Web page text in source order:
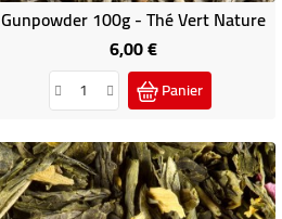
Gunpowder 100g - Thé Vert Nature
6,00 €Prix
Panier